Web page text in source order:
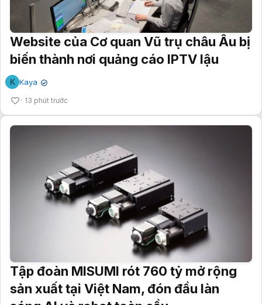
Website của Cơ quan Vũ trụ châu Âu bị
biến thành nơi quảng cáo IPTV lậu
K Kaya ✔
13 phút trước
Tập đoàn MISUMI rót 760 tỷ mở rộng
sản xuất tại Việt Nam, đón đầu làn